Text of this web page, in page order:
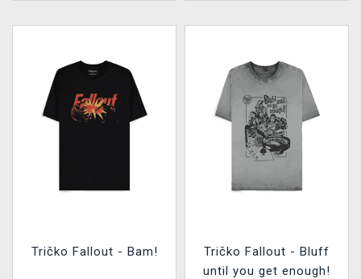
Tričko Fallout - Bam!
Tričko Fallout - Bluff
until you get enough!